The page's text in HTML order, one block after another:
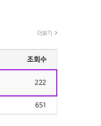
더보기
조회수
222
651